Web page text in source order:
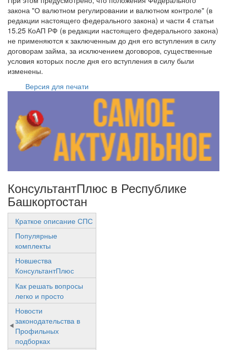
закона "О валютном регулировании и валютном контроле" (в
редакции настоящего федерального закона) и части 4 статьи
15.25 КоАП РФ (в редакции настоящего федерального закона)
не применяются к заключенным до дня его вступления в силу
договорам займа, за исключением договоров, существенные
условия которых после дня его вступления в силу были
изменены.
Версия для печати
КонсультантПлюс в Республике
Башкортостан
Краткое описание СПС
Популярные
комплекты
Новшества
КонсультантПлюс
Как решать вопросы
легко и просто
Новости
законодательства в
Профильных
подборках